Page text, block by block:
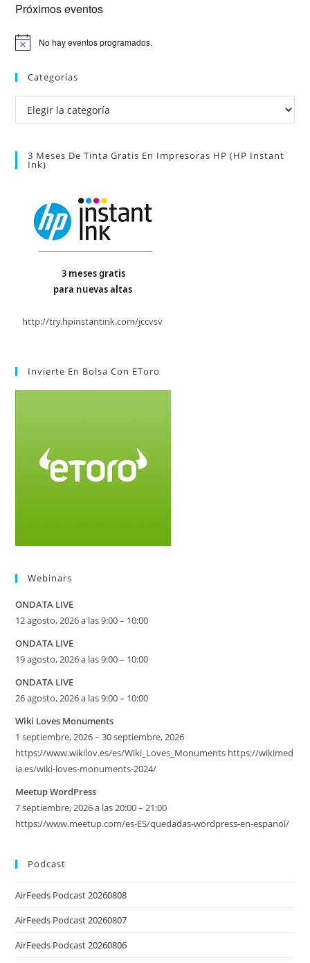
Próximos eventos
A
s
No hay eventos programados.
Categorías
Categorías
3 Meses De Tinta Gratis En Impresoras HP (HP Instant
Ink)
Invierte En Bolsa Con EToro
Webinars
ONDATA LIVE
12 agosto, 2026 a las 9:00 – 10:00
ONDATA LIVE
19 agosto, 2026 a las 9:00 – 10:00
ONDATA LIVE
26 agosto, 2026 a las 9:00 – 10:00
Wiki Loves Monuments
1 septiembre, 2026 – 30 septiembre, 2026
https://www.wikilov.es/es/Wiki_Loves_Monuments https://wikimed
ia.es/wiki-loves-monuments-2024/
Meetup WordPress
7 septiembre, 2026 a las 20:00 – 21:00
https://www.meetup.com/es-ES/quedadas-wordpress-en-espanol/
Podcast
AirFeeds Podcast 20260808
AirFeeds Podcast 20260807
AirFeeds Podcast 20260806